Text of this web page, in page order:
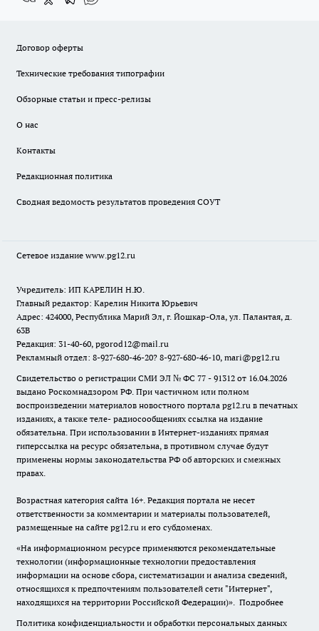
Договор оферты
Технические требования типографии
Обзорные статьи и пресс-релизы
О нас
Контакты
Редакционная политика
Сводная ведомость результатов проведения СОУТ
Сетевое издание www.pg12.ru
Учредитель: ИП КАРЕЛИН Н.Ю.
Главный редактор: Карелин Никита Юрьевич
Адрес: 424000, Республика Марий Эл, г. Йошкар-Ола, ул. Палантая, д.
63В
Редакция: 31-40-60, pgorod12@mail.ru
Рекламный отдел: 8-927-680-46-20? 8-927-680-46-10, mari@pg12.ru
Свидетельство о регистрации СМИ ЭЛ № ФС 77 - 91312 от 16.04.2026
выдано Роскомнадзором РФ. При частичном или полном
воспроизведении материалов новостного портала pg12.ru в печатных
изданиях, а также теле- радиосообщениях ссылка на издание
обязательна. При использовании в Интернет-изданиях прямая
гиперссылка на ресурс обязательна, в противном случае будут
применены нормы законодательства РФ об авторских и смежных
правах.
Возрастная категория сайта 16+. Редакция портала не несет
ответственности за комментарии и материалы пользователей,
размещенные на сайте pg12.ru и его субдоменах.
«На информационном ресурсе применяются рекомендательные
технологии (информационные технологии предоставления
информации на основе сбора, систематизации и анализа сведений,
относящихся к предпочтениям пользователей сети "Интернет",
находящихся на территории Российской Федерации)». Подробнее
Политика конфиденциальности и обработки персональных данных